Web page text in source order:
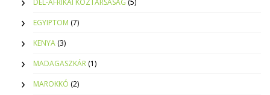
DÉL-AFRIKAI KÖZTÁRSASÁG (5)
EGYIPTOM (7)
KENYA (3)
MADAGASZKÁR (1)
MAROKKÓ (2)